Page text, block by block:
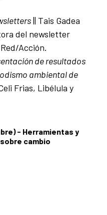
|| Tais Gadea
del newsletter
Acción.
de resultados
ambiental de
Frias, Libélula y
- Herramientas y
cambio